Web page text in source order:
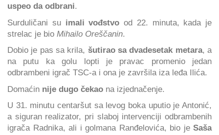
uspeo da odbrani.
Surduličani su imali vođstvo od 22. minuta, kada je
strelac je bio Mihailo Oreščanin.
Dobio je pas sa krila, šutirao sa dvadesetak metara, a
na putu ka golu lopti je pravac promenio jedan
odbrambeni igrač TSC-a i ona je završila iza leđa Ilića.
Domaćin nije dugo čekao na izjednačenje.
U 31. minutu centaršut sa levog boka uputio je Antonić,
a siguran realizator, pri slaboj intervenciji odbrambenih
igrača Radnika, ali i golmana Ranđelovića, bio je Saša